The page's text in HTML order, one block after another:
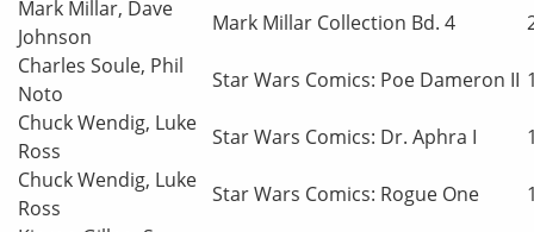
Mark Millar, Dave
Johnson
Mark Millar Collection Bd. 4
Charles Soule, Phil
Noto
Star Wars Comics: Poe Dameron II
Chuck Wendig, Luke
Ross
Star Wars Comics: Dr. Aphra I
Chuck Wendig, Luke
Ross
Star Wars Comics: Rogue One